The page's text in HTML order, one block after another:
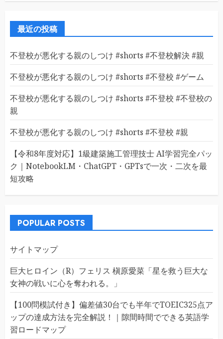
最近の投稿
不登校が悪化する親のしつけ #shorts #不登校解決 #親
不登校が悪化する親のしつけ #shorts #不登校 #ゲーム
不登校が悪化する親のしつけ #shorts #不登校 #不登校の
親
不登校が悪化する親のしつけ #shorts #不登校 #親
【令和8年度対応】1級建築施工管理技士 AI学習完全パッ
ク｜NotebookLM・ChatGPT・GPTsで一次・二次を最
短攻略
POPULAR POSTS
サイトマップ
巨大ヒロイン（R）フェリス 槇原愛菜「星を救う巨大な
女神の戦いに心を奪われる。」
【100問模試付き】偏差値30台でも半年でTOEIC325点ア
ップの達成方法を完全解説！｜隙間時間でできる英語学
習ロードマップ